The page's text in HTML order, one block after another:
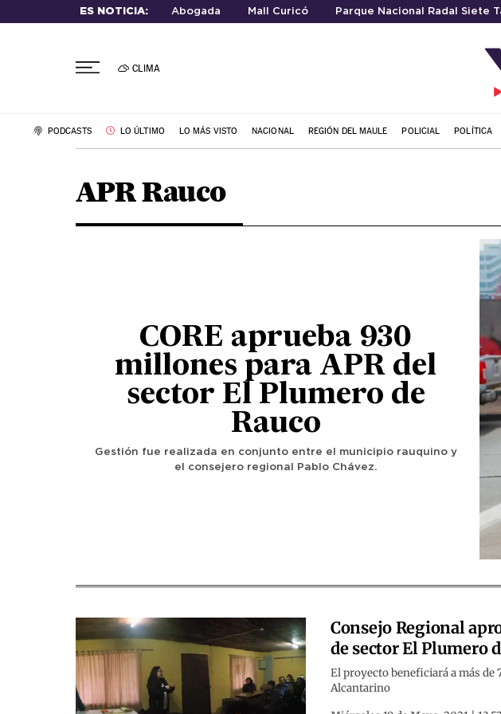
ES NOTICIA: Abogada Mall Curicó Parque Nacional Radal Siete
CLIMA
PODCASTS LO ÚLTIMO LO MÁS VISTO NACIONAL REGIÓN DEL MAULE POLICIAL POLÍTICA
APR Rauco
CORE aprueba 930
millones para APR del
sector El Plumero de
Rauco
Gestión fue realizada en conjunto entre el municipio rauquino y
el consejero regional Pablo Chávez.
Consejo Regional
de sector El Plumero
El proyecto beneficiará a más de
Alcantarino